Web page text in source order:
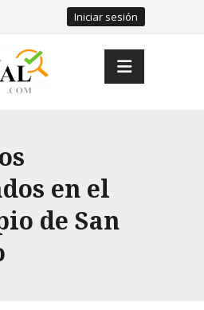
Iniciar sesión
en el
de San